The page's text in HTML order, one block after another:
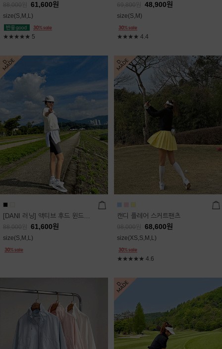
88,000 61,600원
size(S,M,L)
★★★★★ 5
69,800 48,900원
size(S,M)
★★★★ 4.4
[DANI 러닝] 액티브 후드 윈드점퍼
88,000 61,600원
size(S,M,L)
캔디 플레어 스커트팬츠
98,000 68,600원
size(XS,S,M,L)
★★★★★ 4.6